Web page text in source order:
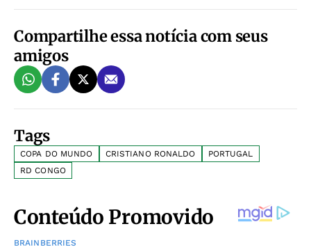
Compartilhe essa notícia com seus
amigos
Tags
COPA DO MUNDO CRISTIANO RONALDO
PORTUGAL
RD CONGO